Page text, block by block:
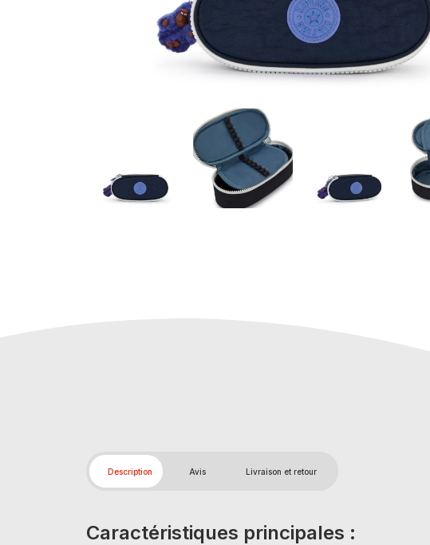
Description Avis Livraison et retour
Caractéristiques principales :